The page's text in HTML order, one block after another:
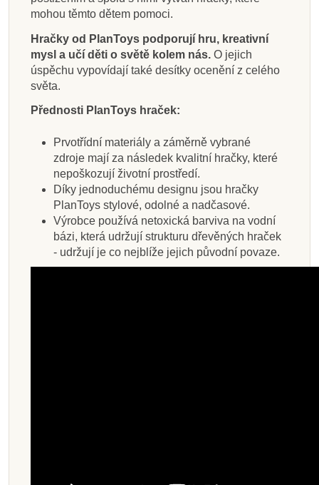
mohou těmto dětem pomoci.
Hračky od PlanToys podporují hru, kreativní
mysl a učí děti o světě kolem nás. O jejich
úspěchu vypovídají také desítky ocenění z celého
světa.
Přednosti PlanToys hraček:
Prvotřídní materiály a záměrně vybrané
zdroje mají za následek kvalitní hračky, které
nepoškozují životní prostředí.
Díky jednoduchému designu jsou hračky
PlanToys stylové, odolné a nadčasové.
Výrobce používá netoxická barviva na vodní
bázi, která udržují strukturu dřevěných hraček
- udržují je co nejblíže jejich původní povaze.